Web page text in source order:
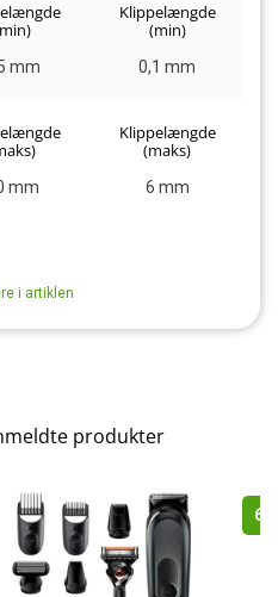
mm
Klippelængde
(min)
0,1 mm
mm
Klippelængde
(maks)
6 mm
i artiklen
produkter